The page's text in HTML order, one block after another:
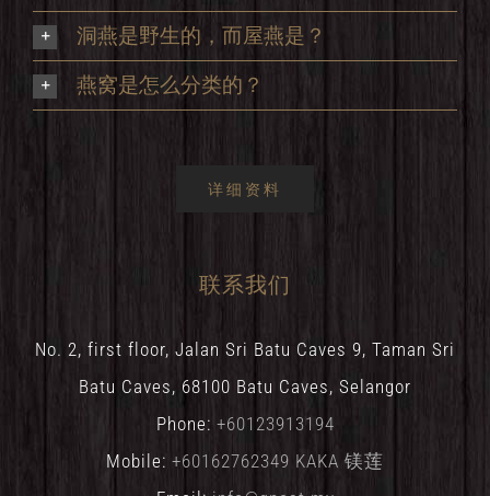
洞燕是野生的，而屋燕是？
燕窝是怎么分类的？
详细资料
联系我们
No. 2, first floor, Jalan Sri Batu Caves 9, Taman Sri
Batu Caves, 68100 Batu Caves, Selangor
Phone: +60123913194
Mobile: +60162762349 KAKA 镁莲